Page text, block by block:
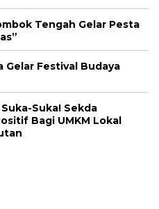
Tengah Gelar Pesta
Gelar Festival Budaya
Suka! Sekda
Bagi UMKM Lokal